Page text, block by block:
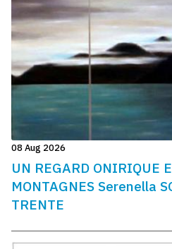
08 Aug 2026
UN REGARD ONIRIQUE
MONTAGNES Serenella
TRENTE